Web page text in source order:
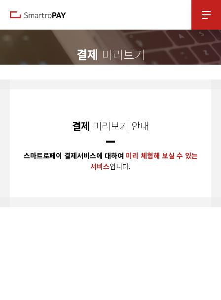
결제 미리보기
결제 미리보기 안내
스마트로페이 결제서비스에 대하여 미리 체험해 보실 수 있는
서비스입니다.